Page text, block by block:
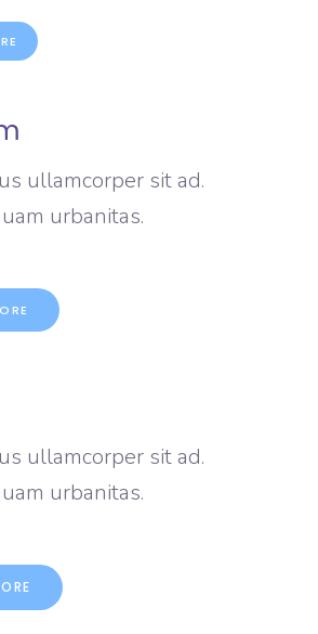
ullamcorper sit ad.
urbanitas.
ullamcorper sit ad.
urbanitas.